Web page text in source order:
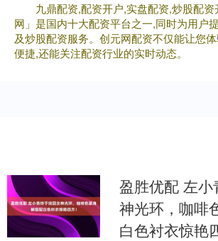
九鼎配资,配资开户,实盘配资,炒股配
网」是国内十大配资平台之一,同时为用户
及炒股配资服务。创元网配资不仅能让您
便捷,还能关注配资行业的实时动态。
盈胜优配 左
神光环，咖啡
白色衬衣惊艳